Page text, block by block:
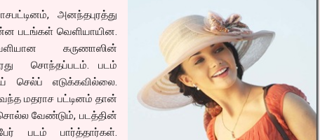
அனந்தபுரத்து
படங்கள் வெளியாயின.
கருணாஸின்
சொந்தப்படம். படம்
செல்ப் எடுக்கவில்லை.
மதராச பட்டினம் தான்
வேண்டும், படத்தின்
படம் பார்த்தார்கள்.